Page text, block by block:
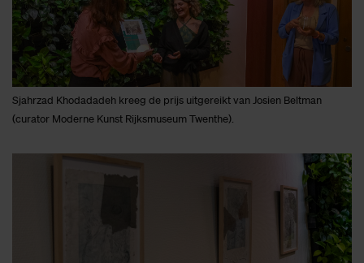
Sjahrzad Khodadadeh kreeg de prijs uitgereikt van Josien Beltman
(curator Moderne Kunst Rijksmuseum Twenthe).